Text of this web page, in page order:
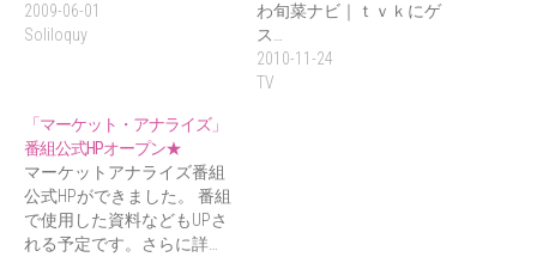
2009-06-01
Soliloquy
わ旬菜ナビ｜ｔｖｋにゲ
ス…
2010-11-24
TV
「マーケット・アナライズ」
番組公式HPオープン★
マーケットアナライズ番組
公式HPができました。 番組
で使用した資料などもUPさ
れる予定です。さらに詳…